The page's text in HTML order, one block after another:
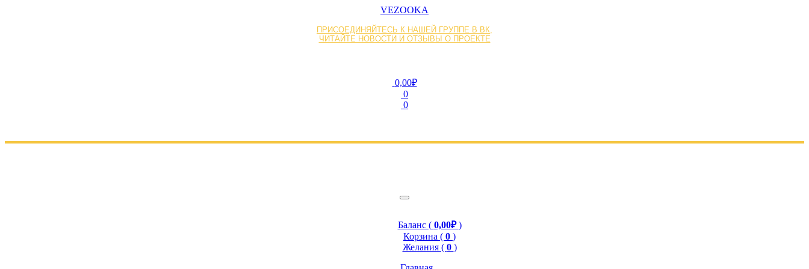
VEZOOKA
ПРИСОЕДИНЯЙТЕСЬ К НАШЕЙ ГРУППЕ В ВК,
ЧИТАЙТЕ НОВОСТИ И ОТЗЫВЫ О ПРОЕКТЕ
0,00₽
0
0
Баланс ( 0,00₽)
Корзина ( 0 )
Желания ( 0 )